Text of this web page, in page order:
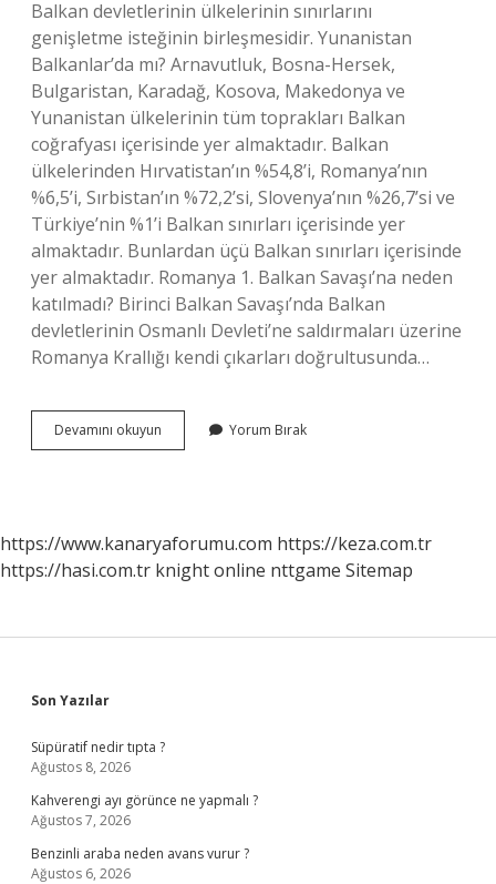
Balkan devletlerinin ülkelerinin sınırlarını
genişletme isteğinin birleşmesidir. Yunanistan
Balkanlar’da mı? Arnavutluk, Bosna-Hersek,
Bulgaristan, Karadağ, Kosova, Makedonya ve
Yunanistan ülkelerinin tüm toprakları Balkan
coğrafyası içerisinde yer almaktadır. Balkan
ülkelerinden Hırvatistan’ın %54,8’i, Romanya’nın
%6,5’i, Sırbistan’ın %72,2’si, Slovenya’nın %26,7’si ve
Türkiye’nin %1’i Balkan sınırları içerisinde yer
almaktadır. Bunlardan üçü Balkan sınırları içerisinde
yer almaktadır. Romanya 1. Balkan Savaşı’na neden
katılmadı? Birinci Balkan Savaşı’nda Balkan
devletlerinin Osmanlı Devleti’ne saldırmaları üzerine
Romanya Krallığı kendi çıkarları doğrultusunda…
Devamını okuyun Yunanistan
1
Yorum Bırak
https://www.kanaryaforumu.com https://keza.com.tr
https://hasi.com.tr knight online nttgame Sitemap
Sidebar
Son Yazılar
Süpüratif nedir tıpta ?
Ağustos 8, 2026
Kahverengi ayı görünce ne yapmalı ?
Ağustos 7, 2026
Benzinli araba neden avans vurur ?
Ağustos 6, 2026